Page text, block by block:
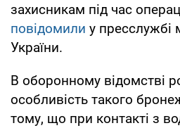
захисникам під час
повідомили у пресслужбі
України.
В оборонному відомстві
особливість такого
тому, що при контакті з